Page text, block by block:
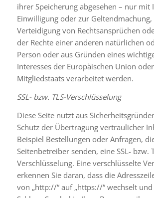
ihrer Speicherung abgesehen – nur mit
Einwilligung oder zur
Verteidigung von Rechtsansprüchen
der Rechte einer anderen natürlichen
Person oder aus Gründen eines
Interesses der Europäischen Union
Mitgliedstaats verarbeitet werden.
SSL- bzw. TLS-Verschlüsselung
Diese Seite nutzt aus
Schutz der Übertragung vertraulicher
Beispiel Bestellungen oder Anfragen,
Seitenbetreiber senden, eine SSL- bzw.
Verschlüsselung. Eine verschlüsselte
erkennen Sie daran, dass die
von „http://“ auf „https://“ wechselt